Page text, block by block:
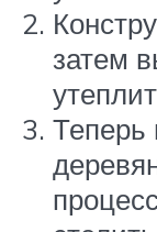
затем
Теперь